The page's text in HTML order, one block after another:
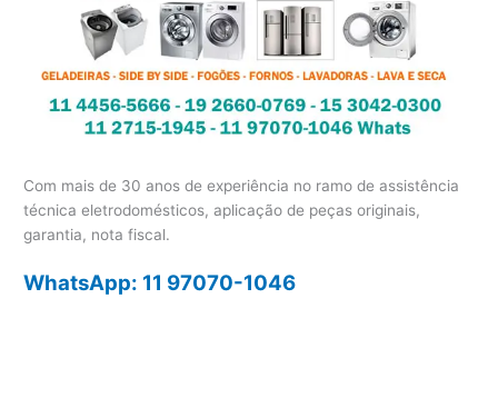
Com mais de 30 anos de experiência no ramo de assistência
técnica eletrodomésticos, aplicação de peças originais,
garantia, nota fiscal.
WhatsApp: 11 97070-1046